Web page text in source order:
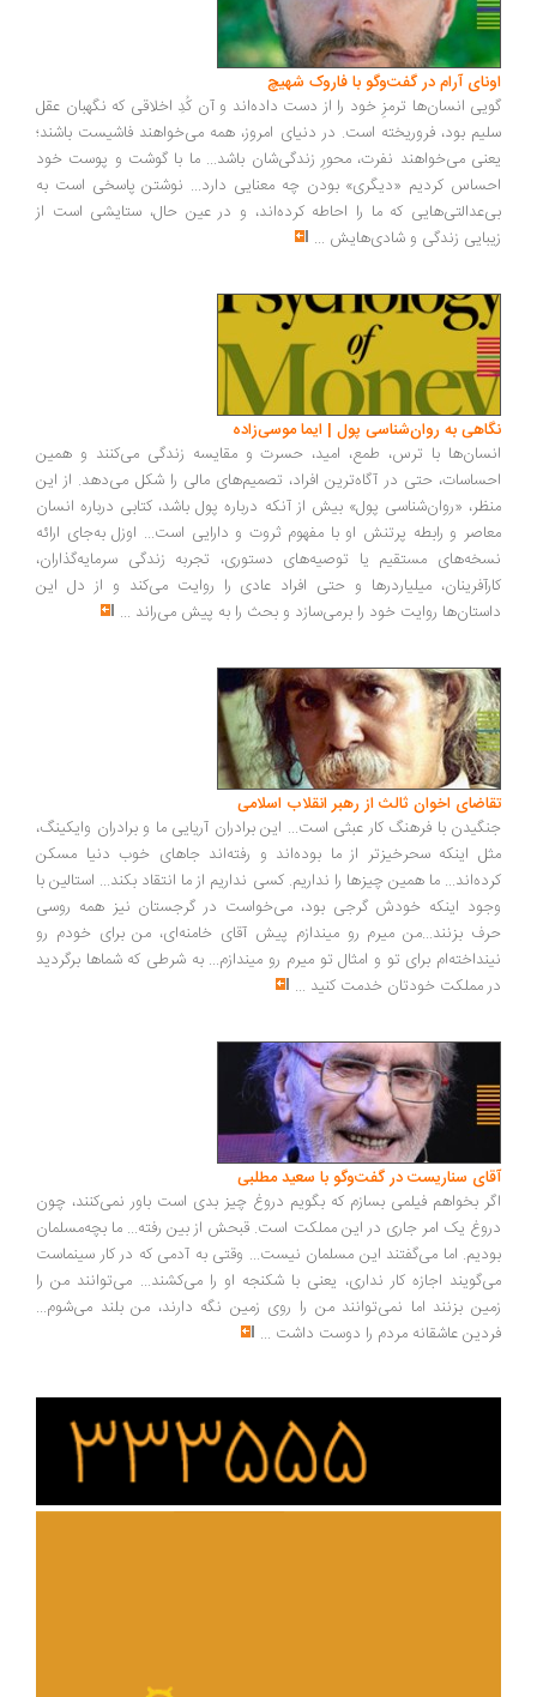
آرام در گفت‌وگو با فاروک شهیچ‭
انسان‌ها ترمزِ خود را از دست داده‌اند و آن کُدِ اخلاقی که نگهبان عقل
بود، فروریخته است. در دنیای امروز، همه می‌خواهند فاشیست باشند؛
می‌خواهند نفرت، محورِ زندگی‌شان باشد... ما با گوشت و پوست خود
کردیم «دیگری» بودن چه معنایی دارد... نوشتن پاسخی است به
که ما را احاطه کرده‌اند، و در عین حال، ستایشی است از
زندگی و شادی‌هایش...
به روان‌شناسی پول | ایما موسی‌زاده
با ترس، طمع، امید، حسرت و مقایسه زندگی می‌کنند و همین
حتی در آگاه‌ترین افراد، تصمیم‌های مالی را شکل می‌دهد. از این
«روان‌شناسی پول» بیش از آنکه درباره پول باشد، کتابی درباره انسان
و رابطه پرتنش او با مفهوم ثروت و دارایی است... اوزل به‌جای ارائه
مستقیم یا توصیه‌های دستوری، تجربه زندگی سرمایه‌گذاران،
میلیاردرها و حتی افراد عادی را روایت می‌کند و از دل این
روایت خود را برمی‌سازد و بحث را به پیش می‌راند...
اخوان ثالث از رهبر انقلاب اسلامی
با فرهنگ کار عبثی است... این برادران آریایی ما و برادران وایکینگ،
اینکه سحرخیزتر از ما بوده‌اند و رفته‌اند جاهای خوب دنیا مسکن
ما همین چیزها را نداریم. کسی نداریم از ما انتقاد بکند... استالین با
اینکه خودش گرجی بود، می‌خواست در گرجستان نیز همه روسی
بزنند...من میرم رو میندازم پیش آقای خامنه‌ای، من برای خودم رو
برای تو و امثال تو میرم رو میندازم... به شرطی که شماها برگردید
مملکت خودتان خدمت کنید...
سناریست در گفت‌وگو با سعید مطلبی
بخواهم فیلمی بسازم که بگویم دروغ چیز بدی است باور نمی‌کنند، چون
یک امر جاری در این مملکت است. قبحش از بین رفته... ما بچه‌مسلمان
اما می‌گفتند این مسلمان نیست... وقتی به آدمی که در کار سینماست
اجازه کار نداری، یعنی با شکنجه او را می‌کشند... می‌توانند من را
بزنند اما نمی‌توانند من را روی زمین نگه دارند، من بلند می‌شوم...
عاشقانه مردم را دوست داشت ...